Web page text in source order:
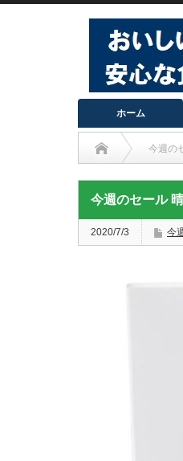
ホーム
今週の
今週のセール
2020/7/3 今